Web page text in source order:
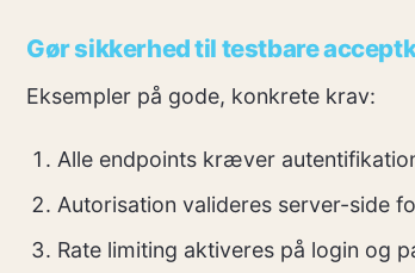
Gør sikkerhed til testbare
Eksempler på gode, konkrete krav:
Alle endpoints kræver
Autorisation valideres server-side
Rate limiting aktiveres på login og